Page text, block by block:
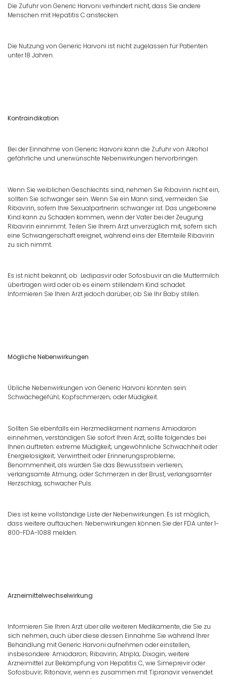
Die Zufuhr von Generic Harvoni verhindert nicht, dass Sie andere
Menschen mit Hepatitis C anstecken.
Die Nutzung von Generic Harvoni ist nicht zugelassen für Patienten
unter 18 Jahren.
Kontraindikation
Bei der Einnahme von Generic Harvoni kann die Zufuhr von Alkohol
gefährliche und unerwünschte Nebenwirkungen hervorbringen.
Wenn Sie weiblichen Geschlechts sind, nehmen Sie Ribavirin nicht ein,
sollten Sie schwanger sein. Wenn Sie ein Mann sind, vermeiden Sie
Ribavirin, sofern Ihre Sexualpartnerin schwanger ist. Das ungeborene
Kind kann zu Schaden kommen, wenn der Vater bei der Zeugung
Ribavirin einnimmt. Teilen Sie Ihrem Arzt unverzüglich mit, sofern sich
eine Schwangerschaft ereignet, während eins der Elternteile Ribavirin
zu sich nimmt.
Es ist nicht bekannt, ob Ledipasvir oder Sofosbuvir an die Muttermilch
übertragen wird oder ob es einem stillendem Kind schadet.
Informieren Sie Ihren Arzt jedoch darüber, ob Sie Ihr Baby stillen.
Mögliche Nebenwirkungen
Übliche Nebenwirkungen von Generic Harvoni könnten sein:
Schwächegefühl; Kopfschmerzen; oder Müdigkeit.
Sollten Sie ebenfalls ein Herzmedikament namens Amiodaron
einnehmen, verständigen Sie sofort Ihren Arzt, sollte folgendes bei
Ihnen auftreten: extreme Müdigkeit; ungewöhnliche Schwachheit oder
Energielosigkeit; Verwirrtheit oder Erinnerungsprobleme;
Benommenheit, als würden Sie das Bewusstsein verlieren;
verlangsamte Atmung; oder Schmerzen in der Brust, verlangsamter
Herzschlag, schwacher Puls.
Dies ist keine vollständige Liste der Nebenwirkungen. Es ist möglich,
dass weitere auftauchen. Nebenwirkungen können Sie der FDA unter 1-
800-FDA-1088 melden.
Arzneimittelwechselwirkung
Informieren Sie Ihren Arzt über alle weiteren Medikamente, die Sie zu
sich nehmen, auch über diese dessen Einnahme Sie während Ihrer
Behandlung mit Generic Harvoni aufnehmen oder einstellen,
insbesondere: Amiodaron; Ribavirin; Atripla; Dixogin; weitere
Arzneimittel zur Bekämpfung von Hepatitis C, wie Simeprevir oder
Sofosbuvir; Ritonavir, wenn es zusammen mit Tipranavir verwendet